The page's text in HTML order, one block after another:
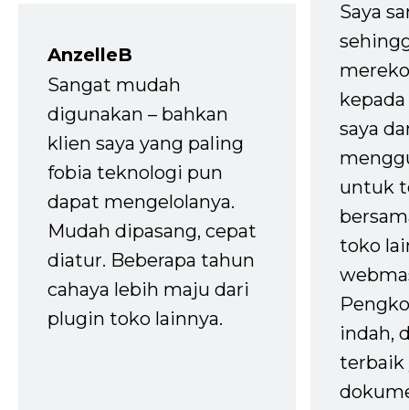
AnzelleB
Sangat mudah
digunakan – bahkan
klien saya yang paling
fobia teknologi pun
dapat mengelolanya.
Mudah dipasang, cepat
diatur. Beberapa tahun
cahaya lebih maju dari
plugin toko lainnya.
Saya
saya
untuk
toko
indah,
terbaik